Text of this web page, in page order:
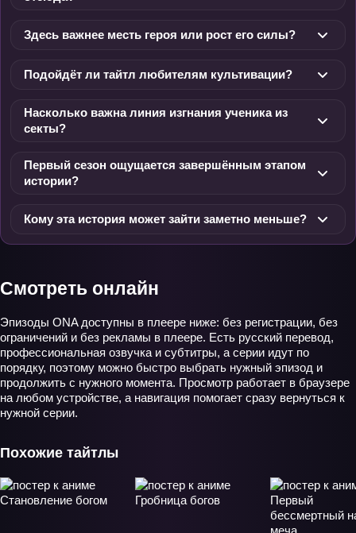
Здесь важнее месть героя или рост его силы?
Подойдёт ли тайтл любителям культивации?
Насколько важна линия изгнания ученика из
секты?
Первый сезон ощущается завершённым этапом
истории?
Кому эта история может зайти заметно меньше?
Смотреть онлайн
Эпизоды ONA доступны в плеере ниже: без регистрации, без
ограничений и без рекламы в плеере. Есть русский перевод,
профессиональная озвучка и субтитры, а серии идут по
порядку, поэтому можно быстро выбрать нужный эпизод и
продолжить с нужного момента. Просмотр работает в браузере
на любом устройстве, а навигация помогает сразу вернуться к
нужной серии.
Похожие тайтлы